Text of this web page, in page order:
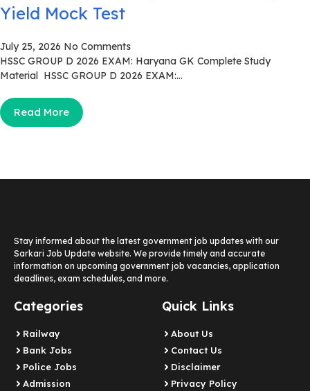
Yield Mock Test
July 25, 2026 No Comments
HSSC GROUP D 2026 EXAM: Haryana GK Complete Study
Material HSSC GROUP D 2026 EXAM:...
Read More
Stay informed about the latest government job updates with our
Sarkari Job Update website. We provide timely and accurate
information on upcoming government job vacancies, application
deadlines, exam schedules, and more.
Categories
Railway
Bank Jobs
Police Jobs
Admission
Quick Links
About Us
Contact Us
Disclaimer
Privacy Policy